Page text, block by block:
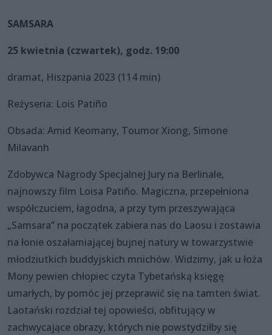
SAMSARA
25 kwietnia (czwartek), godz. 19:00
dramat, Hiszpania 2023 (114 min)
Reżyseria: Lois Patiño
Obsada: Amid Keomany, Toumor Xiong, Simone
Milavanh
Zdobywca Nagrody Specjalnej Jury na Berlinale,
najnowszy film Loisa Patiño. Magiczna, przepełniona
współczuciem, łagodna, a przy tym przeszywająca
„Samsara” na początek zabiera nas do Laosu i zostawia
na łonie oszałamiającej bujnej natury w towarzystwie
młodziutkich buddyjskich mnichów. Widzimy, jak u łoża
Mony pewien chłopiec czyta Tybetańską księgę
umarłych, by pomóc jej przeprawić się na tamten świat.
Laotański rozdział tej opowieści, obfitujący w
zachwycające obrazy, których nie powstydziłby się